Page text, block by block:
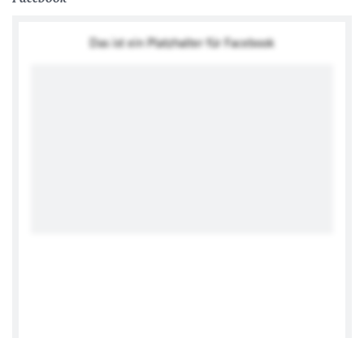
Das ist ein Platzhalter für Facebook